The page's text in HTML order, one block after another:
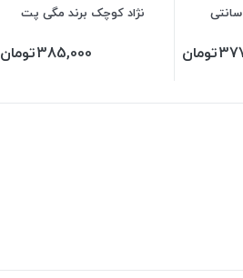
تومان
نژاد کوچک برند مگی پت
385,000تومان